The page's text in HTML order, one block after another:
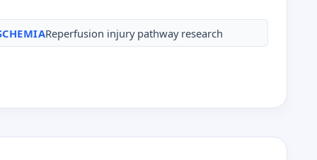
Reperfusion injury pathway research